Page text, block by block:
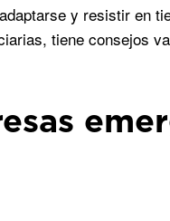
y resistir en
tiene consejos